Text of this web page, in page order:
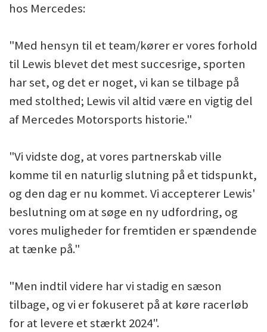
hos Mercedes:
"Med hensyn til et team/kører er vores forhold
til Lewis blevet det mest succesrige, sporten
har set, og det er noget, vi kan se tilbage på
med stolthed; Lewis vil altid være en vigtig del
af Mercedes Motorsports historie."
"Vi vidste dog, at vores partnerskab ville
komme til en naturlig slutning på et tidspunkt,
og den dag er nu kommet. Vi accepterer Lewis'
beslutning om at søge en ny udfordring, og
vores muligheder for fremtiden er spændende
at tænke på."
"Men indtil videre har vi stadig en sæson
tilbage, og vi er fokuseret på at køre racerløb
for at levere et stærkt 2024".